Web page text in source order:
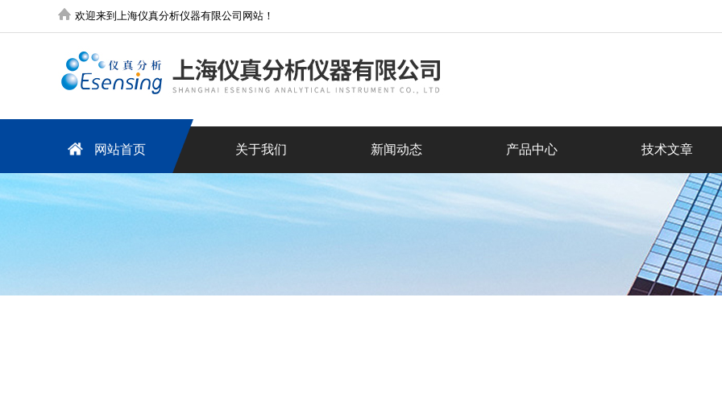
欢迎来到上海仪真分析仪器有限公司网站！
网站首页 关于我们 新闻动态 产品中心 技术文章